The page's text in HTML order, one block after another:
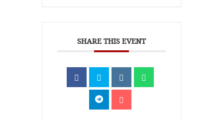
SHARE THIS EVENT